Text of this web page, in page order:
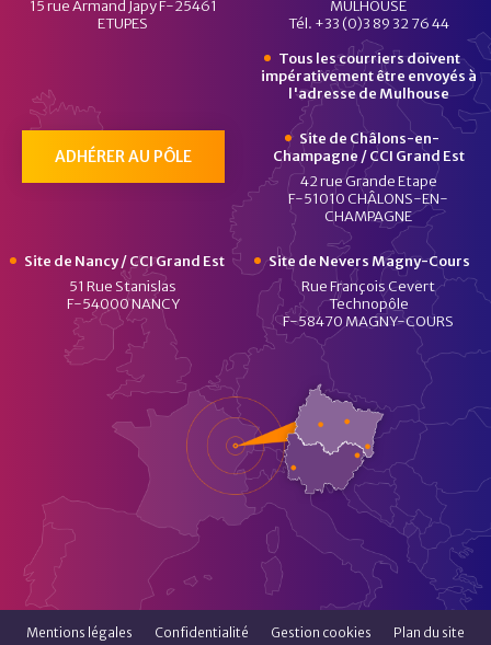
15 rue Armand Japy F-25461
ETUPES
MULHOUSE
Tél. +33 (0)3 89 32 76 44
Tous les courriers doivent
impérativement être envoyés à
l'adresse de Mulhouse
ADHÉRER AU PÔLE
Site de Châlons-en-
Champagne / CCI Grand Est
42 rue Grande Etape
F-51010 CHÂLONS-EN-
CHAMPAGNE
Site de Nancy / CCI Grand Est
51 Rue Stanislas
F-54000 NANCY
Site de Nevers Magny-Cours
Rue François Cevert
Technopôle
F-58470 MAGNY-COURS
Mentions légales Confidentialité Gestion cookies Plan du site